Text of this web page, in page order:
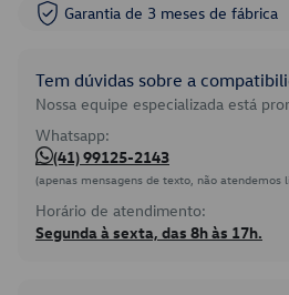
Garantia de 3 meses de fábrica
Tem dúvidas sobre a
Nossa equipe especializada está
Whatsapp:
(41) 99125-2143
(apenas mensagens de texto, não atendemos
Horário de atendimento:
Segunda à sexta, das 8h às 17h.